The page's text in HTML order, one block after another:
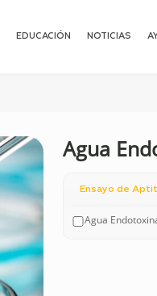
EDUCACIÓN NOTICIAS
Agua
Ensayo de
Agua